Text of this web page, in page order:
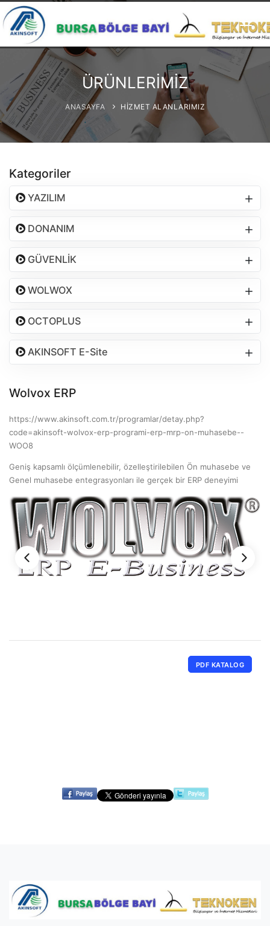
ANASAYFA
KURUMSAL
HİZMET ALANLARIMIZ
DONANIM
ÇÖZÜMLER
İLETİŞİM
ÜRÜNLERİMİZ
ANASAYFA HİZMET ALANLARIMIZ
Kategoriler
YAZILIM
DONANIM
GÜVENLİK
WOLWOX
OCTOPLUS
AKINSOFT E-Site
Wolvox ERP
https://www.akinsoft.com.tr/programlar/detay.php?
code=akinsoft-wolvox-erp-programi-erp-mrp-on-muhasebe--
WOO8
Geniş kapsamlı ölçümlenebilir, özelleştirilebilen Ön muhasebe ve
Genel muhasebe entegrasyonları ile gerçek bir ERP deneyimi
PDF KATALOG